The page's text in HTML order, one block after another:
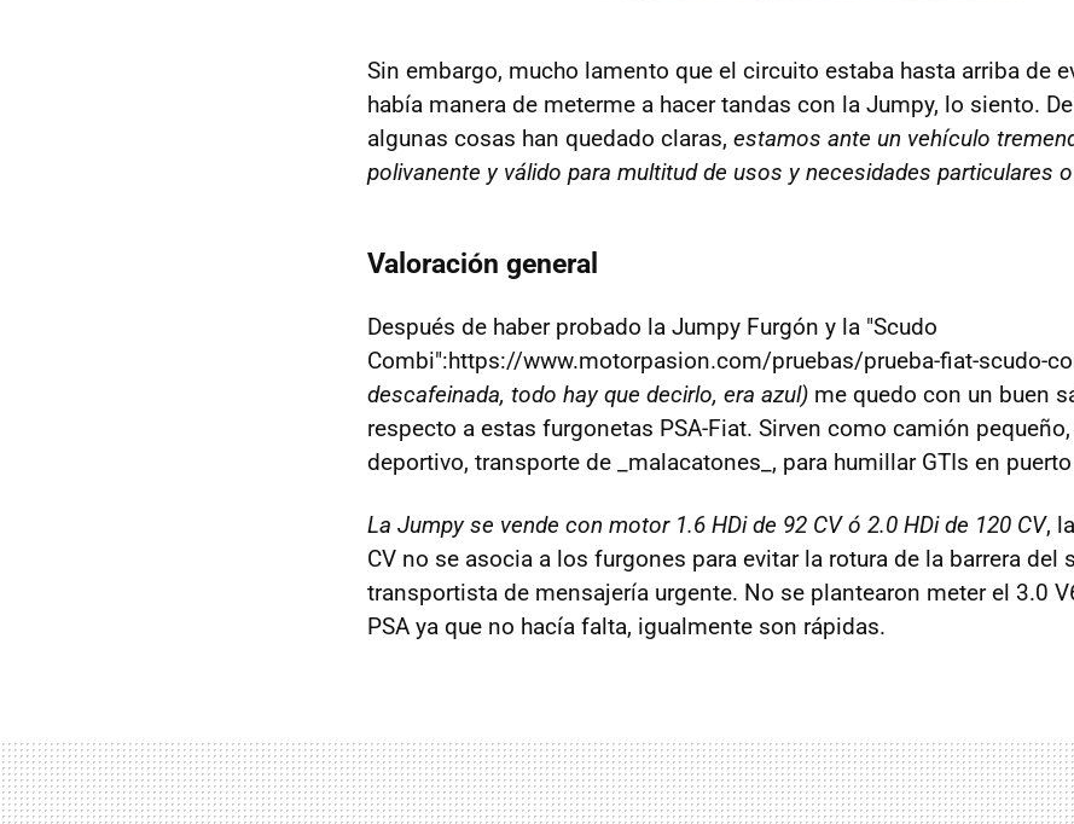
Sin embargo, mucho lamento que el circuito estaba hasta arriba de
había manera de meterme a hacer tandas con la Jumpy, lo siento.
algunas cosas han quedado claras, estamos ante un vehículo
polivanente y válido para multitud de usos y necesidades particulares
Valoración general
Después de haber probado la Jumpy Furgón y la "Scudo
Combi":https://www.motorpasion.com/pruebas/prueba-fiat-scudo-
descafeinada, todo hay que decirlo, era azul) me quedo con un buen
respecto a estas furgonetas PSA-Fiat. Sirven como camión
deportivo, transporte de _malacatones_, para humillar GTIs en
La Jumpy se vende con motor 1.6 HDi de 92 CV ó 2.0 HDi de 120 CV,
CV no se asocia a los furgones para evitar la rotura de la barrera del
transportista de mensajería urgente. No se plantearon meter el 3.0
PSA ya que no hacía falta, igualmente son rápidas.